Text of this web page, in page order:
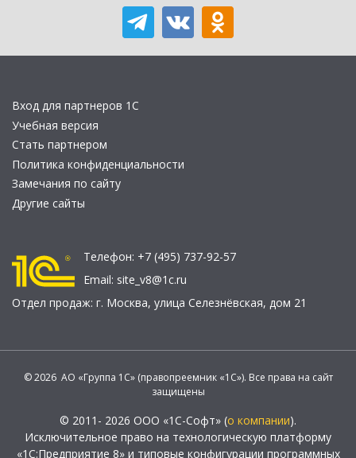
Вход для партнеров 1С
Учебная версия
Стать партнером
Политика конфиденциальности
Замечания по сайту
Другие сайты
Телефон: +7 (495) 737-92-57
Email: site_v8@1c.ru
Отдел продаж: г. Москва, улица Селезнёвская, дом 21
© 2026 АО «Группа 1С» (правопреемник «1С»). Все права на сайт
защищены
© 2011- 2026 ООО «1С-Софт» (о компании).
Исключительное право на технологическую платформу
«1С:Предприятие 8» и типовые конфигурации программных